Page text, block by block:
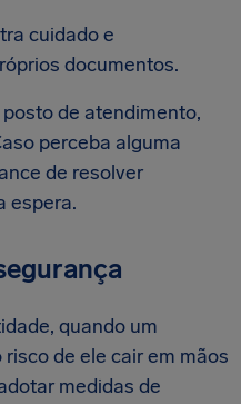
cuidado e
documentos.
de atendimento,
perceba alguma
de resolver
espera.
quando um
de ele cair em mãos
medidas de